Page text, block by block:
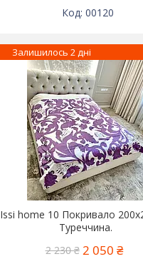
00120
Залишилось 2 дні
Issi home 10 Покривало
Туреччина.
2 230 ₴ 2 050 ₴